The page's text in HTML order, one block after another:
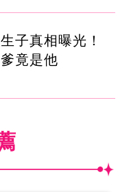
子真相曝光！
竟是他